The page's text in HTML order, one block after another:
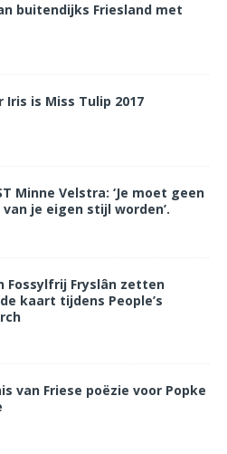
buitendijks Friesland met
Iris is Miss Tulip 2017
Minne Velstra: ‘Je moet geen
je eigen stijl worden’.
Fossylfrij Fryslân zetten
kaart tijdens People’s
van Friese poëzie voor Popke